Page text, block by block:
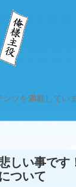
ツを満載してい
悲しい事で
ついて